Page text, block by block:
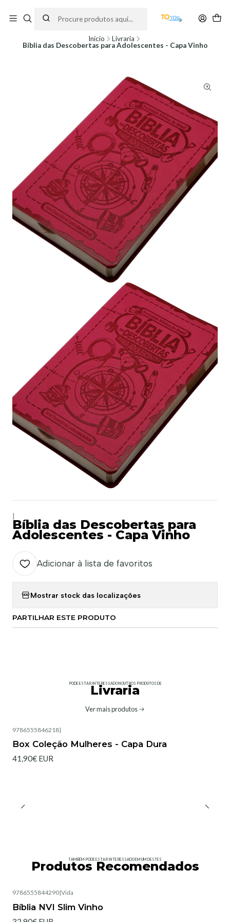
partir do dia 11 de Agosto, às 10H.
Início
Livraria
Bíblia das Descobertas para Adolescentes - Capa Vinho
Bíblia das Descobertas para
Adolescentes - Capa Vinho
Adicionar à lista de favoritos
Mostrar stock das localizações
PARTILHAR ESTE PRODUTO
PODE ESTAR INTERESSADO NOUTROS PRODUTOS DE
Livraria
Ver mais produtos
9786555846218|
Box Coleção Mulheres - Capa Dura
41,90€ EUR
TAMBÉM PODE ESTAR INTERESSADO EM UM DESTES
Produtos Recomendados
9786555844290|Vida
Bíblia NVI Slim Vinho